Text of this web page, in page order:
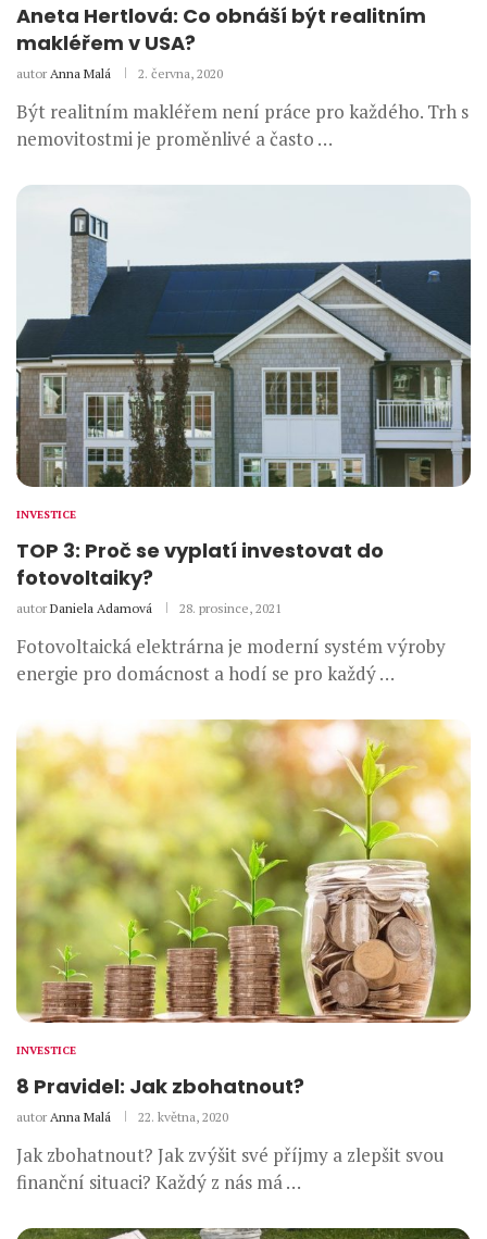
Aneta Hertlová: Co obnáší být realitním
makléřem v USA?
autor Anna Malá 2. června, 2020
Být realitním makléřem není práce pro každého. Trh s
nemovitostmi je proměnlivé a často …
INVESTICE
TOP 3: Proč se vyplatí investovat do
fotovoltaiky?
autor Daniela Adamová 28. prosince, 2021
Fotovoltaická elektrárna je moderní systém výroby
energie pro domácnost a hodí se pro každý …
INVESTICE
8 Pravidel: Jak zbohatnout?
autor Anna Malá 22. května, 2020
Jak zbohatnout? Jak zvýšit své příjmy a zlepšit svou
finanční situaci? Každý z nás má …